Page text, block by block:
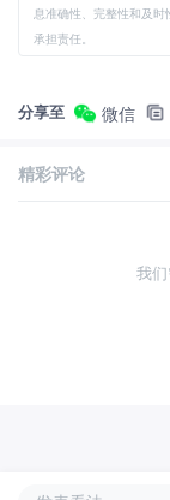
息准确性、完整性和及
承担责任。
分享至 微信
精彩评论
我